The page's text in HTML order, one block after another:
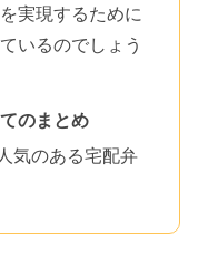
実現するために
いるのでしょう
のまとめ
気のある宅配弁